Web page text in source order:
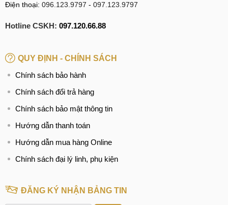
Điện thoại: 096.123.9797 - 097.123.9797
Hotline CSKH: 097.120.66.88
QUY ĐỊNH - CHÍNH SÁCH
Chính sách bảo hành
Chính sách đổi trả hàng
Chính sách bảo mật thông tin
Hướng dẫn thanh toán
Hướng dẫn mua hàng Online
Chính sách đại lý linh, phụ kiện
ĐĂNG KÝ NHẬN BẢNG TIN